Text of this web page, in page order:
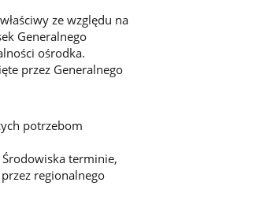
ze względu na
Generalnego
ośrodka.
przez Generalnego
potrzebom
terminie,
regionalnego